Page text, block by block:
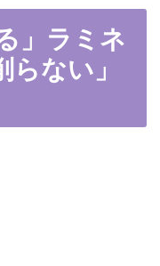
」ラミネ
ない」